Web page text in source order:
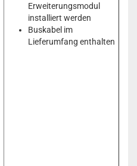
Erweiterungsmodul
installiert werden
Buskabel im
Lieferumfang enthalten